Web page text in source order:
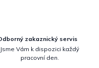
zakaznický servis
Jsme Vám k dispozici každý
pracovní den.